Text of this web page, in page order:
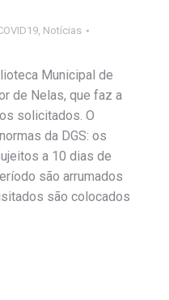
, Notícias
Municipal de
de Nelas, que faz a
solicitados. O
da DGS: os
a 10 dias de
são arrumados
são colocados